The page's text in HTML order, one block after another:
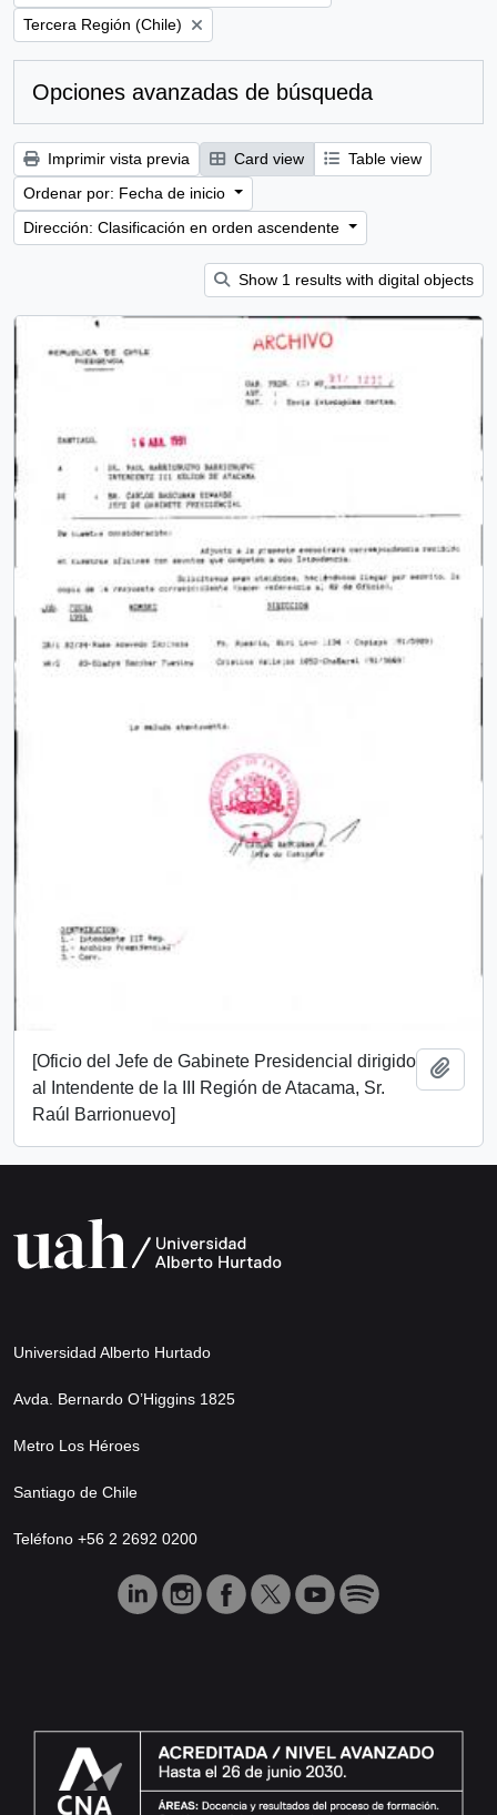
Remove filter:
Tercera Región (Chile)
Opciones avanzadas de búsqueda
Imprimir vista previa Card view
Table view
Ordenar por: Fecha de inicio
Dirección: Clasificación en orden ascendente
Show 1 results with digital objects
[Oficio del Jefe de Gabinete Presidencial dirigido
al Intendente de la III Región de Atacama, Sr.
Raúl Barrionuevo]
Universidad Alberto Hurtado
Avda. Bernardo O’Higgins 1825
Metro Los Héroes
Santiago de Chile
Teléfono +56 2 2692 0200